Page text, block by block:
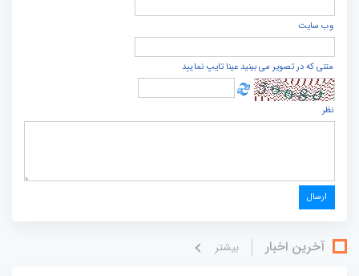
وب سایت
متنی که در تصویر می بینید عینا تایپ نمایید
نظر
آخرین اخبار بيشتر